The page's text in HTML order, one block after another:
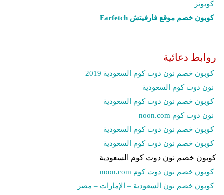
كوبونز
كوبون خصم موقع فارفيتش Farfetch‎
روابط دعائية
كوبون خصم نون دوت كوم السعودية 2019
نون دوت كوم السعودية
كوبون خصم نون دوت كوم السعودية
نون دوت كوم noon.com
كوبون خصم نون دوت كوم السعودية
كوبون خصم نون دوت كوم السعودية
كوبون خصم نون دوت كوم السعودية
كوبون خصم نون دوت كوم noon.com
كوبون خصم نون السعودية – الإمارات – مصر